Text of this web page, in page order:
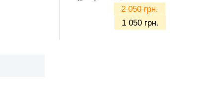
2 050грн.
1 050 грн.